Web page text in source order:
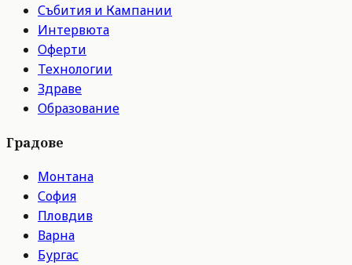
Събития и Кампании
Интервюта
Оферти
Технологии
Здраве
Образование
Градове
Монтана
София
Пловдив
Варна
Бургас